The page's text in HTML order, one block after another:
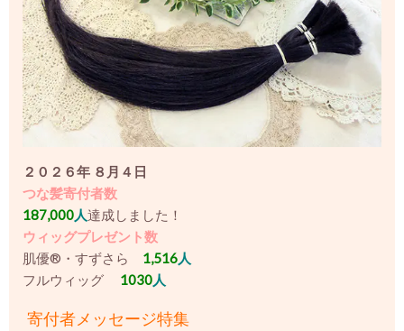
２０２６年 ８月４日
つな髪寄付者数
187,000人達成しました！
ウィッグプレゼント数
肌優®・すずさら 1,516人
フルウィッグ 1030人
寄付者メッセージ特集